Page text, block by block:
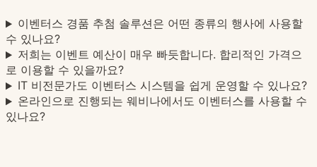
이벤터스 경품 추첨 솔루션은 어떤 종류의 행사에 사용할
수 있나요?
저희는 이벤트 예산이 매우 빠듯합니다. 합리적인 가격으
로 이용할 수 있을까요?
IT 비전문가도 이벤터스 시스템을 쉽게 운영할 수 있나요?
온라인으로 진행되는 웨비나에서도 이벤터스를 사용할 수
있나요?